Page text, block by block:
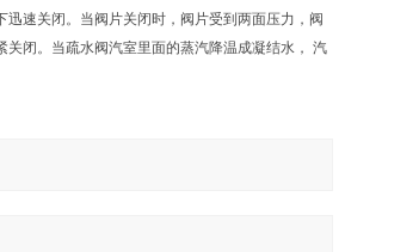
速关闭。当阀片关闭时，阀片受到两面压力，阀
闭。当疏水阀汽室里面的蒸汽降温成凝结水， 汽